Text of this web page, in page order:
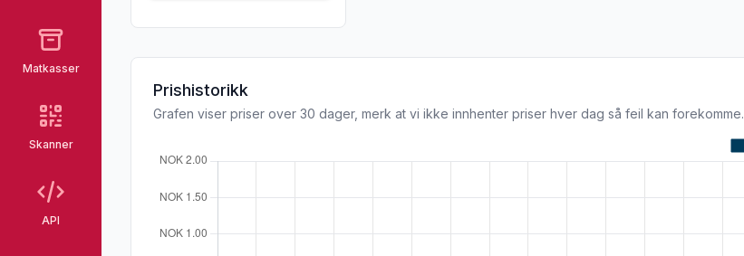
Matkasser
Skanner
API
Prishistorikk
Grafen viser priser over 30 dager, merk at vi ikke innhenter priser hver dag så feil kan forekomme.